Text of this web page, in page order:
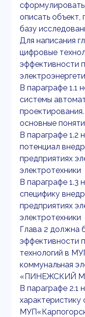
описать
базу
Для написания
цифровые
эффективности
В параграфе 1.1
системы
основные
В параграфе 1.2
потенциал
предприятиях
электротехники
В параграфе 1.3
специфику
предприятиях
электротехники
Глава 2 должна
эффективности
технологий в
коммунальная
«ПИНЕЖСКИЙ
В параграфе 2.1
характеристику